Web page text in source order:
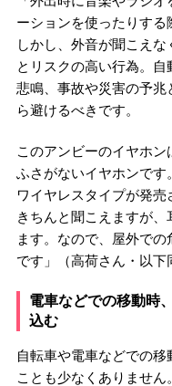
ーションを使ったりする
しかし、外音が聞こえ
とリスクの高い行為。
悲鳴、事故や災害の予
ら避けるべきです。
このアンビーのイヤホ
ふさがないイヤホンです
ワイヤレスタイプが発
きちんと聞こえますが、
ます。なので、屋外で
です」（高荷さん・以下
電車などでの移動時
込む
自転車や電車などでの
ことも少なくありませ